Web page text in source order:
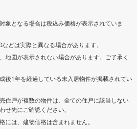
象となる場合は税込み価格が表示されていま
どは実際と異なる場合があります。
地図が表示されない場合があります。ご了承く
後1年を経過している未入居物件が掲載されてい
住戸が複数の物件は、全ての住戸に該当しない
せ先にご確認ください。
には、建物価格は含まれません。